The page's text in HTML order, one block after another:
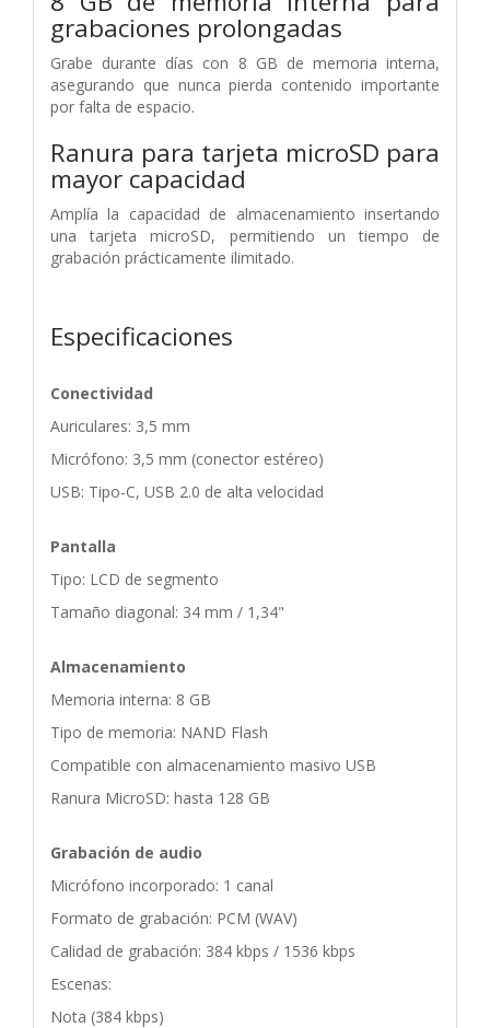
grabaciones prolongadas
Grabe durante días con 8 GB de memoria interna,
asegurando que nunca pierda contenido importante
por falta de espacio.
Ranura para tarjeta microSD para
mayor capacidad
Amplía la capacidad de almacenamiento insertando
una tarjeta microSD, permitiendo un tiempo de
grabación prácticamente ilimitado.
Especificaciones
Conectividad
Auriculares: 3,5 mm
Micrófono: 3,5 mm (conector estéreo)
USB: Tipo-C, USB 2.0 de alta velocidad
Pantalla
Tipo: LCD de segmento
Tamaño diagonal: 34 mm / 1,34"
Almacenamiento
Memoria interna: 8 GB
Tipo de memoria: NAND Flash
Compatible con almacenamiento masivo USB
Ranura MicroSD: hasta 128 GB
Grabación de audio
Micrófono incorporado: 1 canal
Formato de grabación: PCM (WAV)
Calidad de grabación: 384 kbps / 1536 kbps
Escenas:
Nota (384 kbps)